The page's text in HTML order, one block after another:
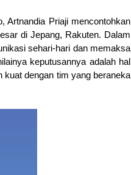
Artnandia Priaji mencontohkan
di Jepang, Rakuten. Dalam
sehari-hari dan memaksa
keputusannya adalah hal
dengan tim yang beraneka